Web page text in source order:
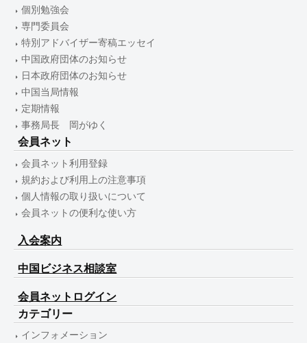
個別勉強会
専門委員会
特別アドバイザー寄稿エッセイ
中国政府団体のお知らせ
日本政府団体のお知らせ
中国当局情報
定期情報
事務局長 岡がゆく
会員ネット
会員ネット利用登録
規約および利用上の注意事項
個人情報の取り扱いについて
会員ネットの便利な使い方
入会案内
中国ビジネス相談室
会員ネットログイン
カテゴリー
インフォメーション